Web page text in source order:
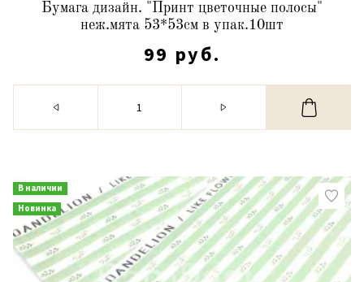
Бумага дизайн. "Принт цветочные полосы"
неж.мята 53*53см в упак.10шт
99 руб.
В наличии
Новинка